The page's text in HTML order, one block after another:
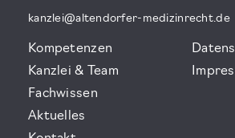
kanzlei@altendorfer-medizinrecht.de
Kompetenzen
Kanzlei & Team
Fachwissen
Aktuelles